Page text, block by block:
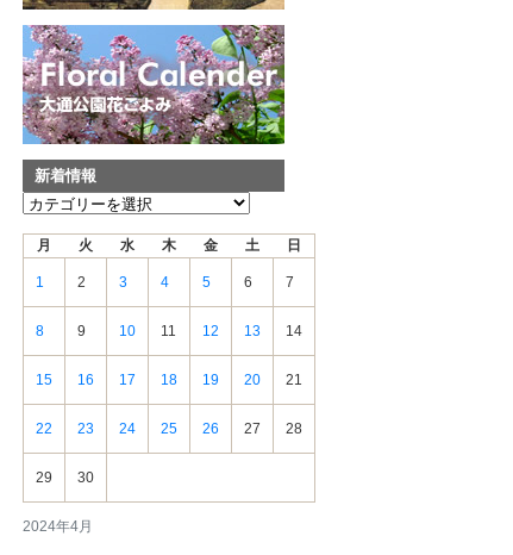
新着情報
新
2024年4月
月 火 水 木 金 土 日
1 2 3 4 5 6 7
8 9 10 11 12 13 14
15 16 17 18 19 20 21
22 23 24 25 26 27 28
29 30